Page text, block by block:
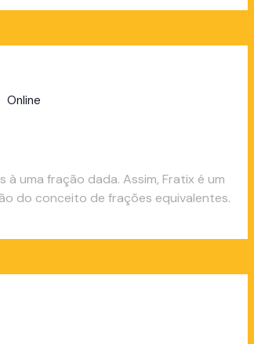
Online
uma fração dada. Assim, Fratix é um
do conceito de frações equivalentes.